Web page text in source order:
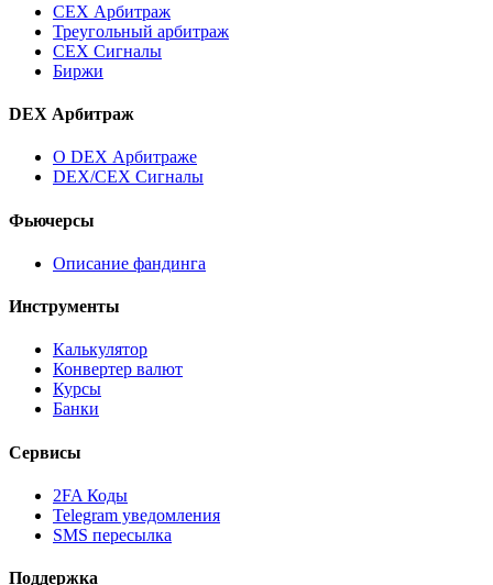
CEX Арбитраж
Треугольный арбитраж
CEX Сигналы
Биржи
DEX Арбитраж
О DEX Арбитраже
DEX/CEX Сигналы
Фьючерсы
Описание фандинга
Инструменты
Калькулятор
Конвертер валют
Курсы
Банки
Сервисы
2FA Коды
Telegram уведомления
SMS пересылка
Поддержка